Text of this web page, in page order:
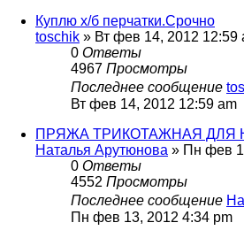
Куплю х/б перчатки.Срочно
toschik » Вт фев 14, 2012 12:59
0 Ответы
4967 Просмотры
Последнее сообщение
Вт фев 14, 2012 12:59 am
ПРЯЖА ТРИКОТАЖНАЯ ДЛЯ
Наталья Арутюнова » Пн фев
0 Ответы
4552 Просмотры
Последнее сообщение
Пн фев 13, 2012 4:34 pm